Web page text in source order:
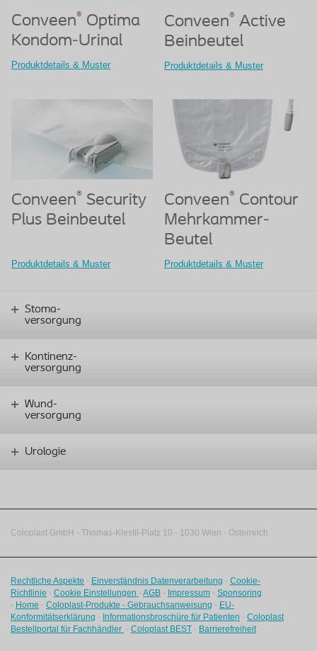
Conveen® Optima
Kondom-Urinal
Produktdetails & Muster
Conveen® Active
Beinbeutel
Produktdetails & Muster
Conveen® Security
Plus Beinbeutel
Produktdetails & Muster
Conveen® Contour
Mehrkammer-
Beutel
Produktdetails & Muster
Stoma-
versorgung
Kontinenz-
versorgung
Wund-
versorgung
Urologie
Coloplast GmbH - Thomas-Klestil-Platz 10 - 1030 Wien - Österreich
Rechtliche Aspekte - Einverständnis Datenverarbeitung - Cookie-
Richtlinie - Cookie Einstellungen - AGB - Impressum - Sponsoring
- Home - Coloplast-Produkte - Gebrauchsanweisung - EU-
Konformitätserklärung - Informationsbroschüre für Patienten - Coloplast
Bestellportal für Fachhändler - Coloplast BEST - Barrierefreiheit